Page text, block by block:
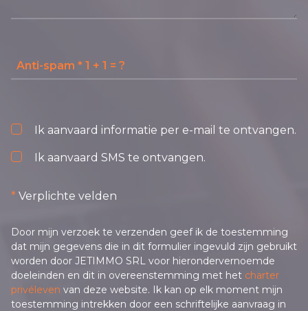
Ik aanvaard informatie per e-mail te ontvangen.
Ik aanvaard SMS te ontvangen.
* Verplichte velden
Door mijn verzoek te verzenden geef ik de toestemming
dat mijn gegevens die in dit formulier ingevuld zijn gebruikt
worden door JETIMMO SRL voor hierondervernoemde
doeleinden en dit in overeenstemming met het charter
privéleven van deze website. Ik kan op elk moment mijn
toestemming intrekken door een schriftelijke aanvraag in